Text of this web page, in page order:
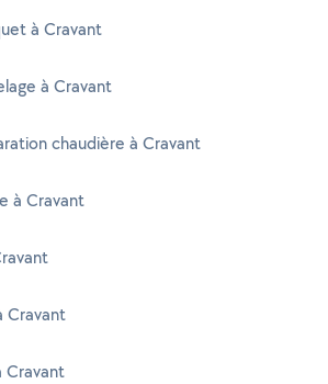
à Cravant
à Cravant
chaudière à Cravant
à Cravant
Cravant
Cravant